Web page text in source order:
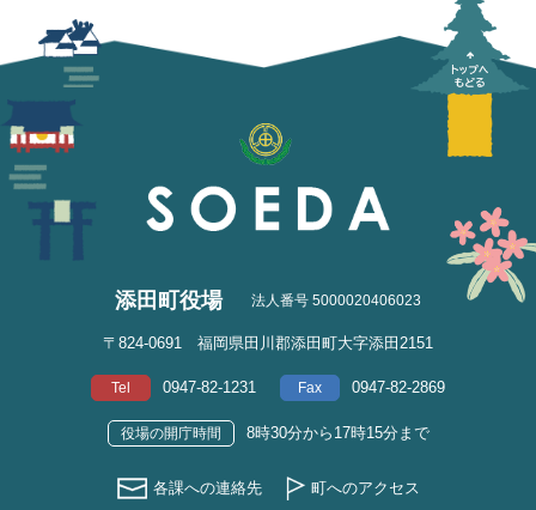
添田町役場 法人番号 5000020406023
〒824-0691 福岡県田川郡添田町大字添田2151
Tel 0947-82-1231 Fax 0947-82-2869
役場の開庁時間 8時30分から17時15分まで
各課への連絡先 町へのアクセス